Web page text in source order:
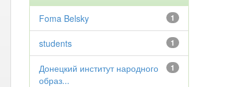
1
Foma Belsky
1
students
1
Донецкий институт народного
образ...